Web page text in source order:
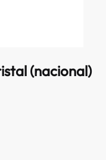
(nacional)